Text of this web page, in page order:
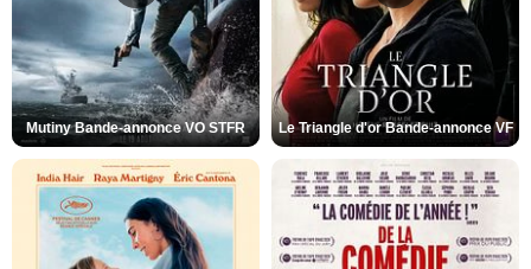
Mutiny Bande-annonce VO STFR Le Triangle d'or Bande-annonce VF